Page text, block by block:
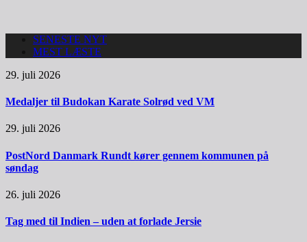
SENESTE NYT
MEST LÆSTE
29. juli 2026
Medaljer til Budokan Karate Solrød ved VM
29. juli 2026
PostNord Danmark Rundt kører gennem kommunen på
søndag
26. juli 2026
Tag med til Indien – uden at forlade Jersie